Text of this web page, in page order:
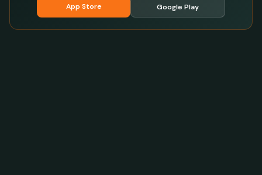
App Store Google Play